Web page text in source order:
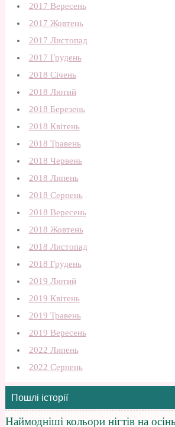
2017 Вересень
2017 Жовтень
2017 Листопад
2017 Грудень
2018 Січень
2018 Лютий
2018 Березень
2018 Квітень
2018 Травень
2018 Червень
2018 Липень
2018 Серпень
2018 Вересень
2018 Жовтень
2018 Листопад
2018 Грудень
2019 Лютий
2019 Квітень
2019 Травень
2019 Вересень
2022 Липень
2022 Серпень
Пошлі історії